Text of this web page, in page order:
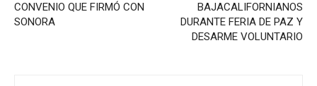
CONVENIO QUE FIRMÓ CON
SONORA
BAJACALIFORNIANOS
DURANTE FERIA DE PAZ Y
DESARME VOLUNTARIO